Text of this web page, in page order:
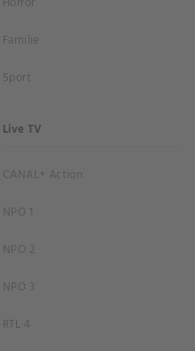
Familie
Sport
Live TV
CANAL+ Action
NPO 1
NPO 2
NPO 3
RTL 4